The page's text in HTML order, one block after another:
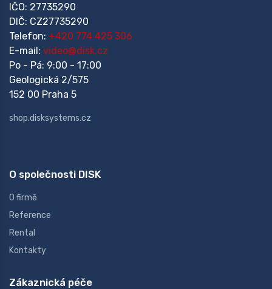
IČO: 27735290
DIČ: CZ27735290
Telefon: +420 774 425 306
E-mail: video@disk.cz
Po - Pá: 9:00 - 17:00
Geologická 2/575
152 00 Praha 5
shop.disksystems.cz
O společnosti DISK
O firmě
Reference
Rental
Kontakty
Zákaznická péče